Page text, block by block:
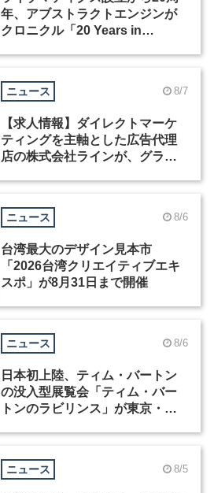
年、アブストラクトエンジンが
クロニクル「20 Years in
ニュース 8/7
【求人情報】ダイレクトマーケ
ティングを主軸とした広告代理
店の株式会社ラインが、グラフ
ニュース 8/6
台湾最大のデザイン見本市
「2026台湾クリエイティブエキ
スポ」が8月31日まで開催
ニュース 8/6
日本初上陸、ティム・バートン
の没入型展覧会「ティム・バー
トンのラビリンス」が東京・豊
ニュース 8/5